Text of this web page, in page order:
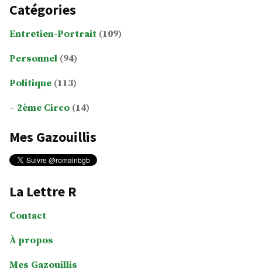
Catégories
Entretien-Portrait (109)
Personnel (94)
Politique (113)
2ème Circo (14)
Mes Gazouillis
La Lettre R
Contact
À propos
Mes Gazouillis